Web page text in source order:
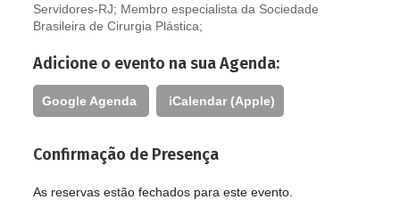
Servidores-RJ; Membro especialista da Sociedade
Brasileira de Cirurgia Plástica;
Adicione o evento na sua Agenda:
Google Agenda iCalendar (Apple)
Confirmação de Presença
As reservas estão fechados para este evento.